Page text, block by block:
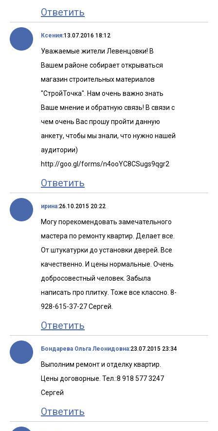
Ответить
Ксения:13.07.2016 18:12
Уважаемые жители Левенцовки! В
Вашем районе собирает открываться
магазин строительных материалов
"СтройТочка". Нам очень важно знать
Ваше мнение и обратную связь! В связи с
чем очень Вас прошу пройти данную
анкету, чтобы мы знали, что нужно нашей
аудитории)
http://goo.gl/forms/n4ooYC8CSugs9qgr2
Ответить
ирина:26.10.2015 20:22
Могу порекомендовать замечательного
мастера по ремонту квартир. Делает все.
От штукатурки до установки дверей. Все
качественно. И цены нормальные. Очень
добросовестный человек. Забыла
написать про плитку. Тоже все классно. 8-
928-615-37-27 Сергей.
Ответить
Бондарева Ольга Леонидовна:23.07.2015 23:34
Выполним ремонт и отделку квартир.
Цены договорные. Тел.:8 918 577 3247
Сергей
Ответить